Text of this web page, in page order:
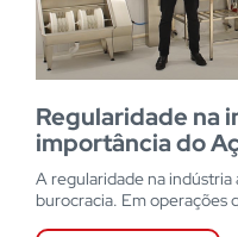
Regularidade na
importância do
A regularidade na
burocracia. Em operações